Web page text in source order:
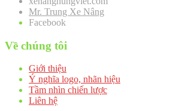
Mr. Trung Xe Nâng
Facebook
Về chúng tôi
Giới thiệu
Ý nghĩa logo, nhãn hiệu
Tầm nhìn chiến lược
Liên hệ